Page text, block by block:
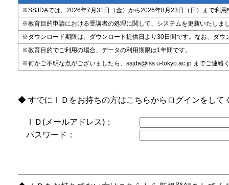
※SSJDAでは、2026年7月31日（金）から2026年8月23日（日）まで利
※教育目的申請における受講者の処理に関して、システムを更新いたしま
※ダウンロード期限は、ダウンロード提供日より30日間です。なお、ダ
※教育目的でご利用の場合、データの利用期限は1年間です。
※何かご不明な点がございましたら、ssjda@iss.u-tokyo.ac.jp までご連絡
◆ すでにＩＤをお持ちの方はこちらからログインをして
ＩＤ(メールアドレス)：
パスワード：